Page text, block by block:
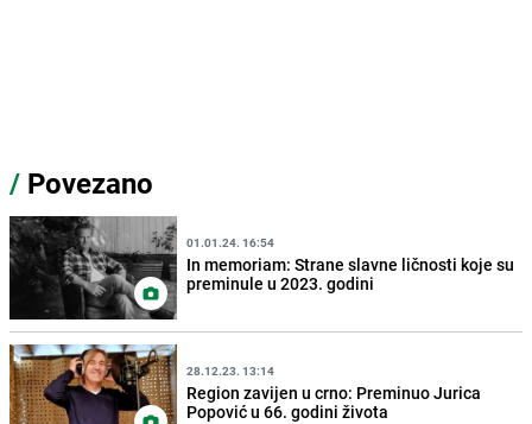
/ Povezano
01.01.24. 16:54
In memoriam: Strane slavne ličnosti koje su
preminule u 2023. godini
28.12.23. 13:14
Region zavijen u crno: Preminuo Jurica
Popović u 66. godini života